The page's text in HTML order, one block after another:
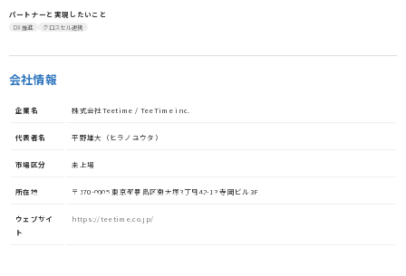
パートナーと実現したいこと
DX推進 クロスセル連携
会社情報
企業名 株式会社Teetime / TeeTime inc.
代表者名 平野雄大（ヒラノユウタ）
市場区分 未上場
所在地 〒170-0005 東京都豊島区南大塚3丁目42-13 寺岡ビル3F
ウェブサイ
ト
https://teetime.co.jp/
資金調達や協業・共創を加速させる
イノベーション・プラットフォーム